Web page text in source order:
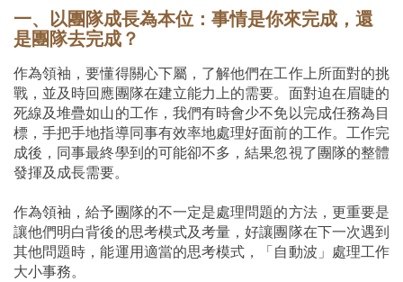
一、以團隊成長為本位：事情是你來完成，還
是團隊去完成？
作為領袖，要懂得關心下屬，了解他們在工作上所面對的挑
戰，並及時回應團隊在建立能力上的需要。面對迫在眉睫的
死線及堆疊如山的工作，我們有時會少不免以完成任務為目
標，手把手地指導同事有效率地處理好面前的工作。工作完
成後，同事最終學到的可能卻不多，結果忽視了團隊的整體
發揮及成長需要。
作為領袖，給予團隊的不一定是處理問題的方法，更重要是
讓他們明白背後的思考模式及考量，好讓團隊在下一次遇到
其他問題時，能運用適當的思考模式，「自動波」處理工作
大小事務。